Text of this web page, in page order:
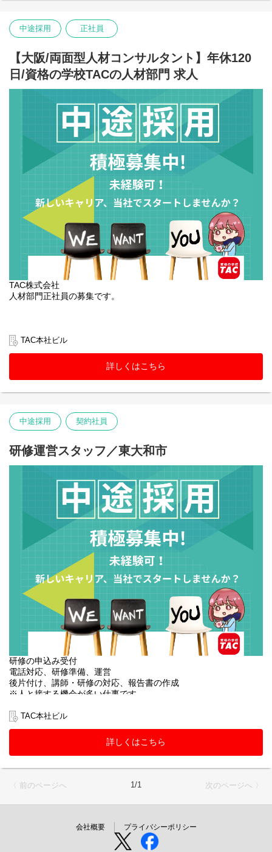
中途採用 正社員
【大阪/両面型人材コンサルタント】年休120
日/資格の学校TACの人材部門 求人
TAC株式会社
人材部門正社員の募集です。
TAC本社ビル
詳しくはこちら
中途採用 契約社員
研修運営スタッフ／東大和市
研修の申込み受付
電話対応、研修準備、運営
後片付け、講師・研修の対応、報告書の作成
※人と接する機会が多い仕事です。
・研修＆サポート体制も万全です。
※外部研修に伴う、出張あり（日帰り〜１泊程度）
TAC本社ビル
詳しくはこちら
〈 前のページへ 1/1 次のページへ 〉
会社概要 プライバシーポリシー